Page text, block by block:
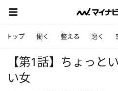
トップ 働く 整える 磨く
【第1話】ちょっと
い女